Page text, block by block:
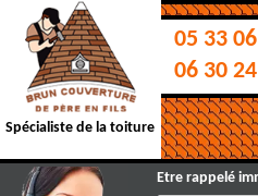
Spécialiste de la toiture
05 33
06 30
Etre rappelé